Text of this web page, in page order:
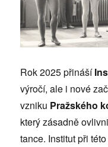
Rok 2025 přináší
výročí, ale i nové
vzniku Pražského
který zásadně
tance. Institut při